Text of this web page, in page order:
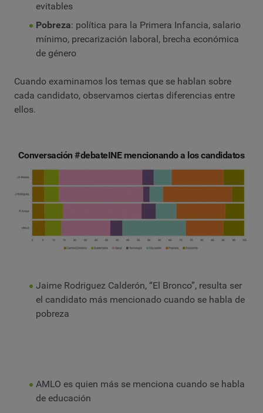
evitables
Pobreza: política para la Primera Infancia, salario
mínimo, precarización laboral, brecha económica
de género
Cuando examinamos los temas que se hablan sobre
cada candidato, observamos ciertas diferencias entre
ellos.
Conversación #debateINE mencionando a los candidatos
Jaime Rodriguez Calderón, “El Bronco”, resulta ser
el candidato más mencionado cuando se habla de
pobreza
AMLO es quien más se menciona cuando se habla
de educación